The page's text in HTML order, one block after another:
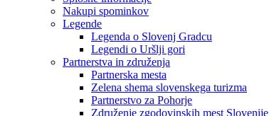
Nakupi spominkov
Legende
Legenda o Slovenj Gradcu
Legendi o Uršlji gori
Partnerstva in združenja
Partnerska mesta
Zelena shema slovenskega turizma
Partnerstvo za Pohorje
Združenje zgodovinskih mest Slovenije